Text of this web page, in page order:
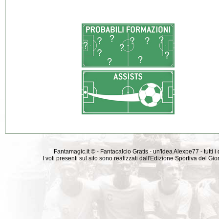
Fantamagic.it © - Fantacalcio Gratis - un'Idea Alexpe77 -
I voti presenti sul sito sono realizzati dall'Edizione Sportiva del